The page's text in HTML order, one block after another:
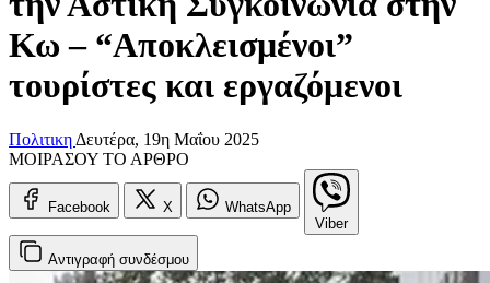
Κω – “Αποκλεισμένοι”
τουρίστες και εργαζόμενοι
Πολιτικη Δευτέρα, 19η Μαΐου 2025
ΜΟΙΡΑΣΟΥ ΤΟ ΑΡΘΡΟ
Facebook X
WhatsApp
Viber
Αντιγραφή συνδέσμου